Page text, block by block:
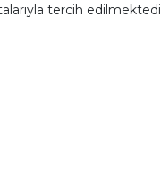
tercih